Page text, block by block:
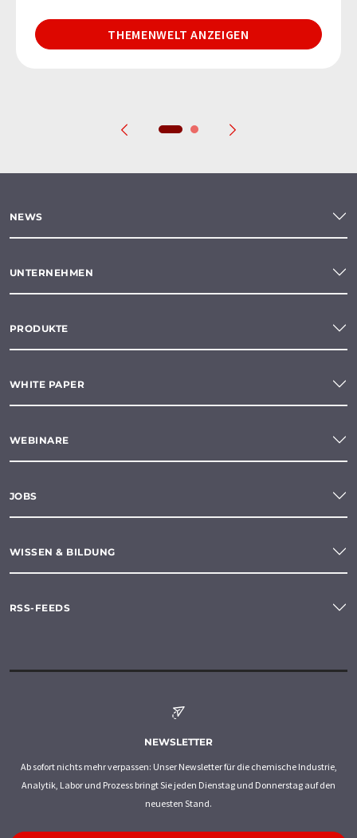
THEMENWELT ANZEIGEN
NEWS
UNTERNEHMEN
PRODUKTE
WHITE PAPER
WEBINARE
JOBS
WISSEN & BILDUNG
RSS-FEEDS
NEWSLETTER
Ab sofort nichts mehr verpassen: Unser Newsletter für die chemische Industrie,
Analytik, Labor und Prozess bringt Sie jeden Dienstag und Donnerstag auf den
neuesten Stand.